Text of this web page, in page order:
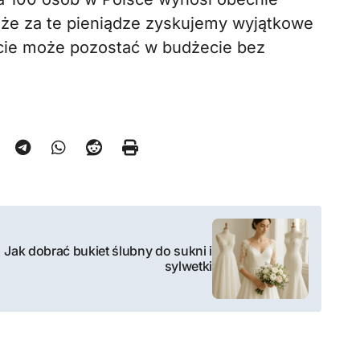
za te pieniądze zyskujemy wyjątkowe
może pozostać w budżecie bez
Jak dobrać bukiet ślubny do sukni i
sylwetki